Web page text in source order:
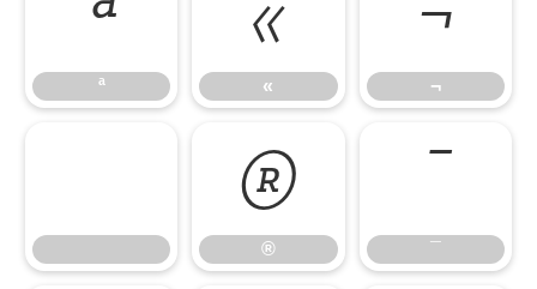
ª « ¬
®
®
¯
¯